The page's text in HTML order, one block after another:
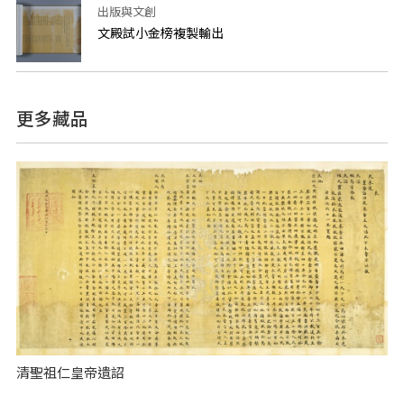
出版與文創
文殿試小金榜複製輸出
更多藏品
清聖祖仁皇帝遺詔